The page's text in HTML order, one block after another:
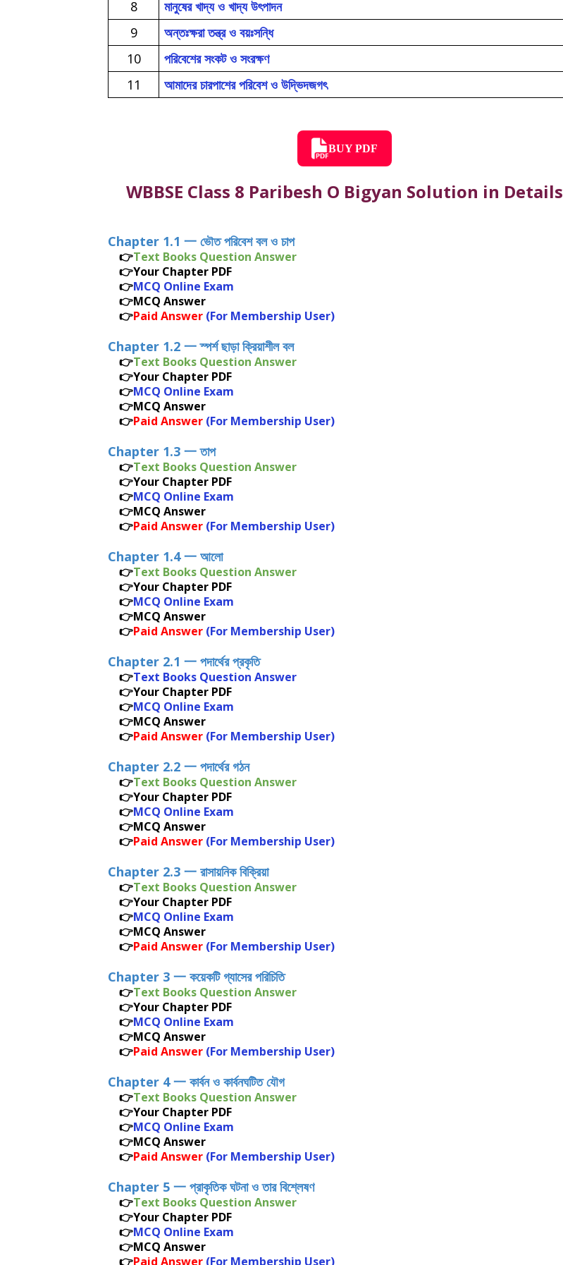
8
মানুষের খাদ্য ও খাদ্য উৎপাদন
9
অন্তঃক্ষরা তন্ত্র ও বয়ঃসন্ধি
10
পরিবেশের সংকট ও সংরক্ষণ
11
আমাদের চারপাশের পরিবেশ ও উদ্ভিদজগৎ
BUY PDF
WBBSE Class 8 Paribesh O Bigyan Solution in Details
Chapter 1.1 一 ভৌত পরিবেশ বল ও চাপ
👉Text Books Question Answer
👉Your Chapter PDF
👉MCQ Online Exam
👉MCQ Answer
👉Paid Answer (For Membership User)
Chapter 1.2 一স্পর্শ ছাড়া ক্রিয়াশীল বল
👉Text Books Question Answer
👉Your Chapter PDF
👉MCQ Online Exam
👉MCQ Answer
👉Paid Answer (For Membership User)
Chapter 1.3 一তাপ
👉Text Books Question Answer
👉Your Chapter PDF
👉MCQ Online Exam
👉MCQ Answer
👉Paid Answer (For Membership User)
Chapter 1.4 一 আলো
👉Text Books Question Answer
👉Your Chapter PDF
👉MCQ Online Exam
👉MCQ Answer
👉Paid Answer (For Membership User)
Chapter 2.1 一 পদার্থের প্রকৃতি
👉Text Books Question Answer
👉Your Chapter PDF
👉MCQ Online Exam
👉MCQ Answer
👉Paid Answer (For Membership User)
Chapter 2.2 一 পদার্থের গঠন
👉Text Books Question Answer
👉Your Chapter PDF
👉MCQ Online Exam
👉MCQ Answer
👉Paid Answer (For Membership User)
Chapter 2.3 一 রাসায়নিক বিক্রিয়া
👉Text Books Question Answer
👉Your Chapter PDF
👉MCQ Online Exam
👉MCQ Answer
👉Paid Answer (For Membership User)
Chapter 3 一 কয়েকটি গ্যাসের পরিচিতি
👉Text Books Question Answer
👉Your Chapter PDF
👉MCQ Online Exam
👉MCQ Answer
👉Paid Answer (For Membership User)
Chapter 4 一 কার্বন ও কার্বনঘটিত যৌগ
👉Text Books Question Answer
👉Your Chapter PDF
👉MCQ Online Exam
👉MCQ Answer
👉Paid Answer (For Membership User)
Chapter 5 一 প্রাকৃতিক ঘটনা ও তার বিশ্লেষণ
👉Text Books Question Answer
👉Your Chapter PDF
👉MCQ Online Exam
👉MCQ Answer
👉Paid Answer (For Membership User)